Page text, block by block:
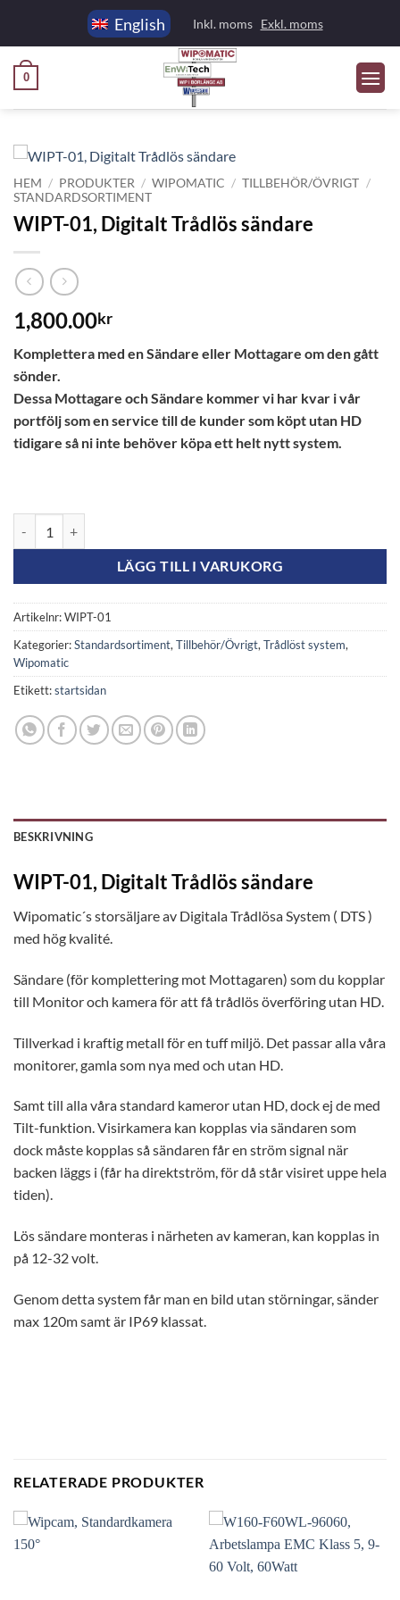
English Inkl. moms Exkl. moms
0
HEM / PRODUKTER / WIPOMATIC / TILLBEHÖR/ÖVRIGT /
STANDARDSORTIMENT
WIPT-01, Digitalt Trådlös sändare
1,800.00kr
Komplettera med en Sändare eller Mottagare om den gått
sönder.
Dessa Mottagare och Sändare kommer vi har kvar i vår
portfölj som en service till de kunder som köpt utan HD
tidigare så ni inte behöver köpa ett helt nytt system.
LÄGG TILL I VARUKORG
Artikelnr:WIPT-01
Kategorier:Standardsortiment, Tillbehör/Övrigt, Trådlöst system,
Wipomatic
Etikett:startsidan
BESKRIVNING
WIPT-01, Digitalt Trådlös sändare
Wipomatic´s storsäljare av Digitala Trådlösa System ( DTS )
med hög kvalité.
Sändare (för komplettering mot Mottagaren) som du kopplar
till Monitor och kamera för att få trådlös överföring utan HD.
Tillverkad i kraftig metall för en tuff miljö. Det passar alla våra
monitorer, gamla som nya med och utan HD.
Samt till alla våra standard kameror utan HD, dock ej de med
Tilt-funktion. Visirkamera kan kopplas via sändaren som
dock måste kopplas så sändaren får en ström signal när
backen läggs i (får ha direktström, för då står visiret uppe hela
tiden).
Lös sändare monteras i närheten av kameran, kan kopplas in
på 12-32 volt.
Genom detta system får man en bild utan störningar, sänder
max 120m samt är IP69 klassat.
RELATERADE PRODUKTER